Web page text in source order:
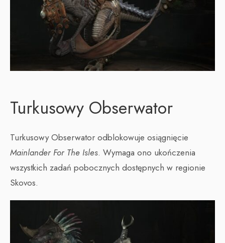
Turkusowy Obserwator
Turkusowy Obserwator odblokowuje osiągnięcie
Mainlander For The Isles. Wymaga ono ukończenia
wszystkich zadań pobocznych dostępnych w regionie
Skovos.